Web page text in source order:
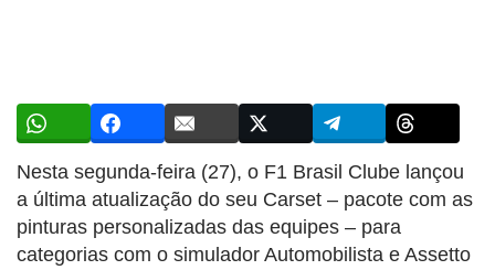
Nesta segunda-feira (27), o F1 Brasil Clube lançou
a última atualização do seu Carset – pacote com as
pinturas personalizadas das equipes – para
categorias com o simulador Automobilista e Assetto